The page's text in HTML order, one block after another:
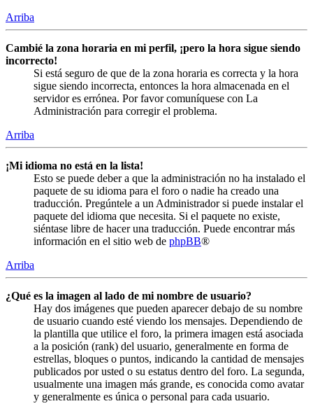
Arriba
Cambié la zona horaria en mi perfil, ¡pero la hora sigue siendo
incorrecto!
Si está seguro de que de la zona horaria es correcta y la hora
sigue siendo incorrecta, entonces la hora almacenada en el
servidor es errónea. Por favor comuníquese con La
Administración para corregir el problema.
Arriba
¡Mi idioma no está en la lista!
Esto se puede deber a que la administración no ha instalado el
paquete de su idioma para el foro o nadie ha creado una
traducción. Pregúntele a un Administrador si puede instalar el
paquete del idioma que necesita. Si el paquete no existe,
siéntase libre de hacer una traducción. Puede encontrar más
información en el sitio web de phpBB®
Arriba
¿Qué es la imagen al lado de mi nombre de usuario?
Hay dos imágenes que pueden aparecer debajo de su nombre
de usuario cuando esté viendo los mensajes. Dependiendo de
la plantilla que utilice el foro, la primera imagen está asociada
a la posición (rank) del usuario, generalmente en forma de
estrellas, bloques o puntos, indicando la cantidad de mensajes
publicados por usted o su estatus dentro del foro. La segunda,
usualmente una imagen más grande, es conocida como avatar
y generalmente es única o personal para cada usuario.